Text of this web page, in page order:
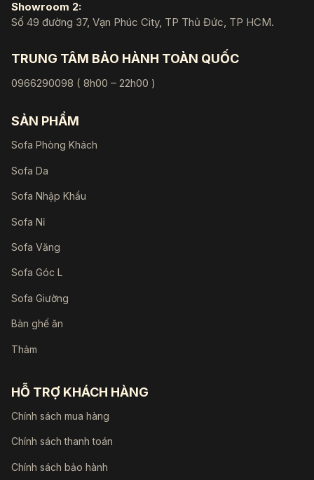
Showroom 2:
Số 49 đường 37, Vạn Phúc City, TP Thủ Đức, TP HCM.
TRUNG TÂM BẢO HÀNH TOÀN QUỐC
0966290098 ( 8h00 – 22h00 )
SẢN PHẨM
Sofa Phòng Khách
Sofa Da
Sofa Nhập Khẩu
Sofa Nỉ
Sofa Văng
Sofa Góc L
Sofa Giường
Bàn ghế ăn
Thảm
HỖ TRỢ KHÁCH HÀNG
Chính sách mua hàng
Chính sách thanh toán
Chính sách bảo hành